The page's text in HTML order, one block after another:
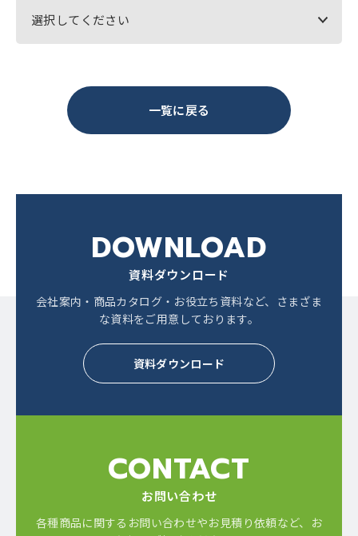
選択してください
一覧に戻る
DOWNLOAD
資料ダウンロード
会社案内・商品カタログ・お役立ち資料など、
さまざま
な資料をご用意しております。
資料ダウンロード
CONTACT
お問い合わせ
各種商品に関するお問い合わせやお見積り依頼など、
お